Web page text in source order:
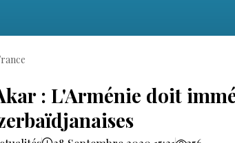
: L'Arménie doit